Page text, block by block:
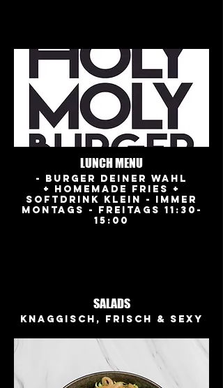
LUNCH MENU
- BURGER DEINER WAHL
+ HOMEMADE FRIES +
SOFTDRINK KLEIN - IMMER
MONTAGS - FREITAGS 11:30-
15:00
SALADS
Knaggisch, frisch & sexy